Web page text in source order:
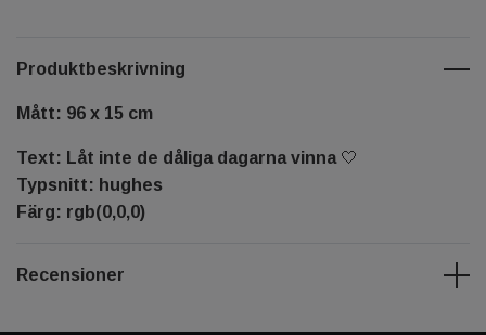
Produktbeskrivning
Mått: 96 x 15 cm
Text: Låt inte de dåliga dagarna vinna 🤍
Typsnitt: hughes
Färg: rgb(0,0,0)
Recensioner